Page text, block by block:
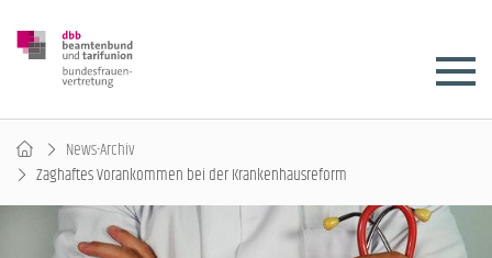
News-Archiv
Zaghaftes Vorankommen bei der Krankenhausreform